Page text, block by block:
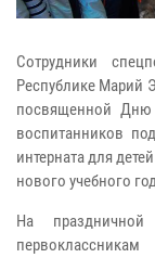
Сотрудники
Республике Марий
посвященной Дню
воспитанников
интерната для
нового учебного
На